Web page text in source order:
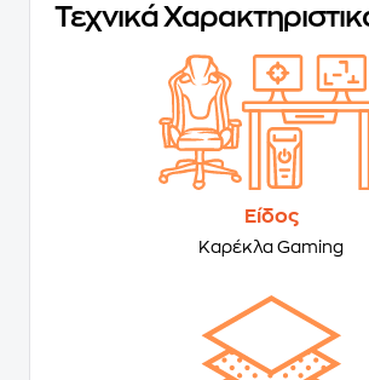
Τεχνικά
Είδος
Καρέκλα Gaming